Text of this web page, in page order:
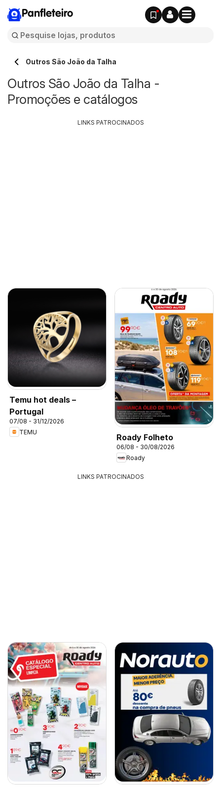
Panfleteiro
Outros São João da Talha
Outros São João da Talha -
Promoções e catálogos
Temu hot deals –
Portugal
07/08 - 31/12/2026
TEMU
Roady Folheto
06/08 - 30/08/2026
Roady
LINKS PATROCINADOS
LINKS PATROCINADOS